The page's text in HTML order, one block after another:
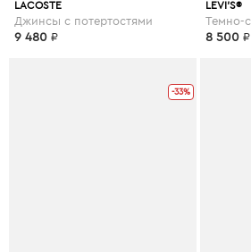
LACOSTE
Джинсы с потертостями
9 480 ₽
LEVI’S®
8 500 ₽
-33%